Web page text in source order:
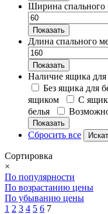
Ширина спального
Показать
Длина спального
Показать
Наличие ящика для
Без ящика для
ящиком
С
белья
Показать
Сбросить все
Сортировка
×
По популярности
По возрастанию цены
По убыванию цены
1 2 3 4 5 6 7